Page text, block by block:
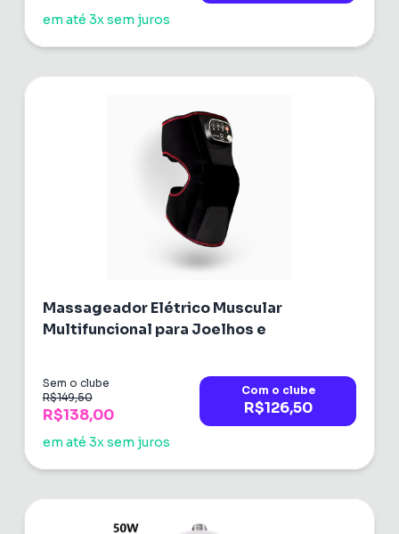
em até 3x sem juros
Massageador Elétrico Muscular
Multifuncional para Joelhos e
Sem o clube
R$149,50
R$138,00
Com o clube
R$126,50
em até 3x sem juros